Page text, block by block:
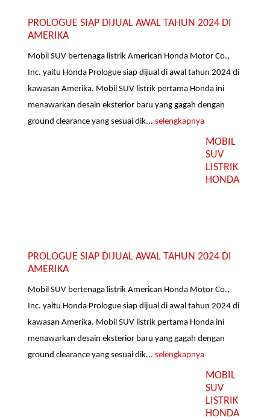
PROLOGUE SIAP DIJUAL AWAL TAHUN 2024 DI
AMERIKA
Mobil SUV bertenaga listrik American Honda Motor Co.,
Inc. yaitu Honda Prologue siap dijual di awal tahun 2024 di
kawasan Amerika. Mobil SUV listrik pertama Honda ini
menawarkan desain eksterior baru yang gagah dengan
ground clearance yang sesuai dik...selengkapnya
MOBIL
SUV
LISTRIK
HONDA
PROLOGUE SIAP DIJUAL AWAL TAHUN 2024 DI
AMERIKA
Mobil SUV bertenaga listrik American Honda Motor Co.,
Inc. yaitu Honda Prologue siap dijual di awal tahun 2024 di
kawasan Amerika. Mobil SUV listrik pertama Honda ini
menawarkan desain eksterior baru yang gagah dengan
ground clearance yang sesuai dik...selengkapnya
MOBIL
SUV
LISTRIK
HONDA